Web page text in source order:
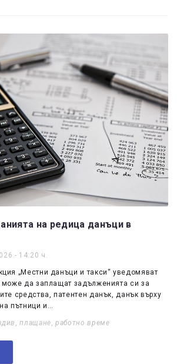
на редица данъци в
- 14:20 ч.
„Местни данъци и такси“ уведомяват
да заплащат задълженията си за
средства, патентен данък, данък върху
пътници и…
,плащане ,работно време